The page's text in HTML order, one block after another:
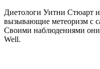
Диетологи Уитни Стюарт
вызывающие метеоризм с
Своими наблюдениями они
Well.